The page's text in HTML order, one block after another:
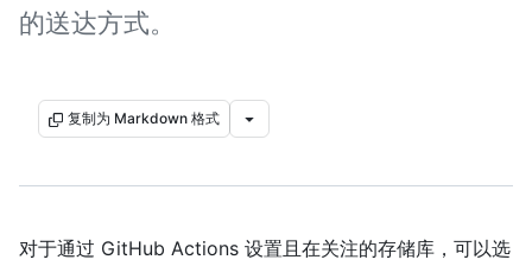
的送达方式。
复制为 Markdown 格式
对于通过 GitHub Actions 设置且在关注的存储库，可以选